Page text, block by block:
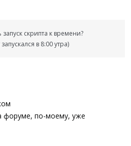
скрипта к времени?
в 8:00 утра)
форуме, по-моему, уже